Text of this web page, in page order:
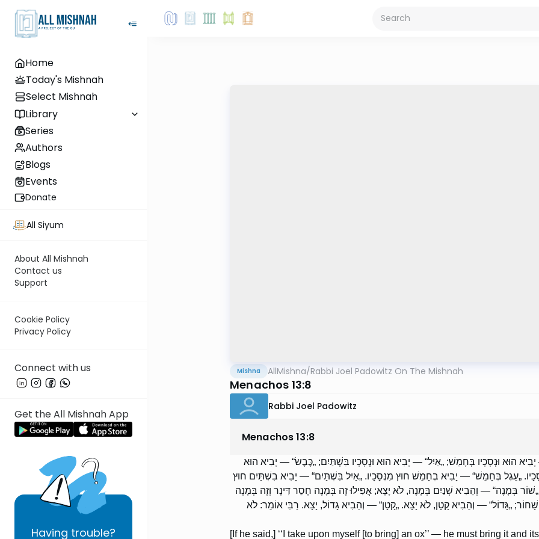
Home
Today's Mishnah
Select Mishnah
Library
Series
Authors
Blogs
Events
Donate
All Siyum
About All Mishnah
Contact us
Support
Cookie Policy
Privacy Policy
Connect with us
Get the All Mishnah App
Having trouble?
Mishna AllMishna/Rabbi Joel Padowitz On The Mishnah
Menachos 13:8
Rabbi Joel Padowitz
Menachos13:8
הוּא וּנְסָכָיו בְּחָמֵשׁ; „אַיִל“ — יָבִיא הוּא וּנְסָכָיו בִּשְׁתַּיִם; „כֶּבֶשׂ“ — יָבִיא הוּא
„עֵגֶל בְּחָמֵשׁ“ — יָבִיא בְחָמֵשׁ חוּץ מִנְּסָכָיו. „אַיִל בִּשְׁתַּיִם“ — יָבִיא בִשְׁתַּיִם חוּץ
בְּמָנֶה“ — וְהֵבִיא שְׁנַיִם בְּמָנֶה, לֹא יָצָא; אֲפִילוּ זֶה בְּמָנֶה חָסֵר דִּינָר וְזֶה בְּמָנֶה
„גָּדוֹל“ — וְהֵבִיא קָטָן, לֹא יָצָא. „קָטָן“ — וְהֵבִיא גָדוֹל, יָצָא. רַבִּי אוֹמֵר: לֹא
[If he said,] ‘‘I take upon myself [to bring] an ox’’ — he must bring it and